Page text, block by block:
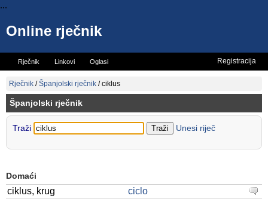
...
Online rječnik
Rječnik Linkovi Oglasi
Vicevi
Registracija
Rječnik /Španjolski rječnik /ciklus
Španjolski rječnik
Traži Unesi riječ
Domaći
ciklus, krug ciclo